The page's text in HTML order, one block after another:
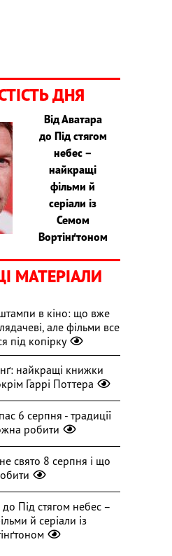
ДНЯ
Від Аватара
до Під стягом
небес –
найкращі
фільми й
серіали із
Семом
Вортінґтоном
МАТЕРІАЛИ
штампи в кіно: що вже
але фільми все
під копірку
найкращі книжки
Гаррі Поттера
6 серпня - традиції
робити
свято 8 серпня і що
до Під стягом небес –
й серіали із